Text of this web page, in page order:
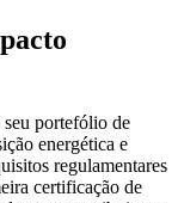
portefólio de
energética e
regulamentares
certificação de